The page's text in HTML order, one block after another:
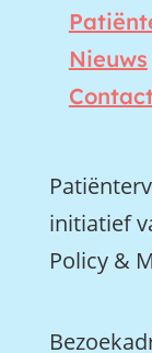
Nieuws
initiatief
Policy &